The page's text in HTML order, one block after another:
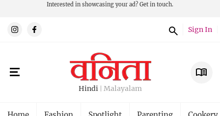
Interested in showcasing your ad? Get in touch.
Sign In
Hindi Malayalam